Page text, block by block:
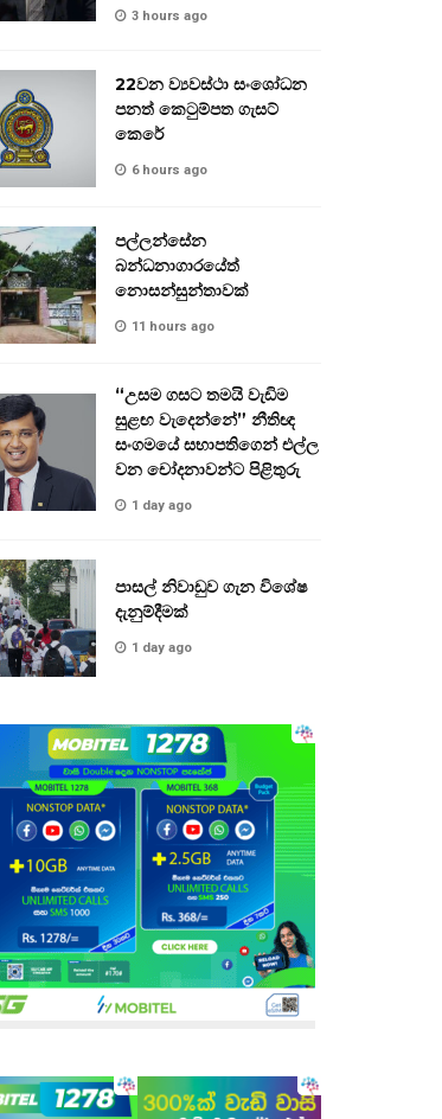
3 hours ago
22වන ව්‍යවස්ථා සංශෝධන
පනත් කෙටුම්පත ගැසට්
කෙරේ
6 hours ago
පල්ලන්සේන
බන්ධනාගාරයේත්
නොසන්සුන්තාවක්
11 hours ago
“උසම ගසට තමයි වැඩිම
සුළඟ වැදෙන්නේ” නීතිඥ
සංගමයේ සභාපතිගෙන් එල්ල
වන චෝදනාවන්ට පිළිතුරු
1 day ago
පාසල් නිවාඩුව ගැන විශේෂ
දැනුම්දීමක්
1 day ago